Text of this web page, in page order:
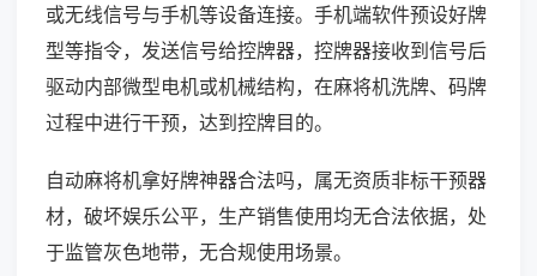
或无线信号与手机等设备连接。手机端软件预设好牌
型等指令，发送信号给控牌器，控牌器接收到信号后
驱动内部微型电机或机械结构，在麻将机洗牌、码牌
过程中进行干预，达到控牌目的。
自动麻将机拿好牌神器合法吗，属无资质非标干预器
材，破坏娱乐公平，生产销售使用均无合法依据，处
于监管灰色地带，无合规使用场景。